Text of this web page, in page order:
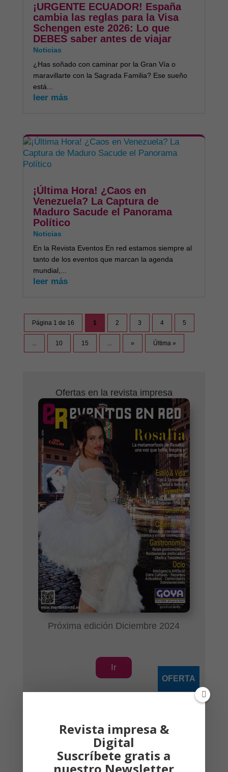
​¡URGENTE ECUADOR! España
cambia las reglas para la Visa
Schengen este 2026: Lo que
DEBES saber antes de viajar
Noticias
​¿Has soñado con caminar por la Gran Vía o
maravillarte con la Sagrada Familia? Ese sueño
está...
leer más
​¡Última Hora! ¿Caos en
Venezuela? La Captura de
Maduro Sacude el Panorama
Político
Noticias
En la Revista Eventos En red estamos siempre al
tanto de los eventos que marcan la agenda
mundial,...
leer más
Página 1 de 16 1 2 3 4 5
... 10 15 ... » Última »
Ofertas en la revista impresa
Próxima edición Diciembre 2024
Ir
OFERTA
Publicidad
Revista impresa &
Digital
Suscríbete gratis a